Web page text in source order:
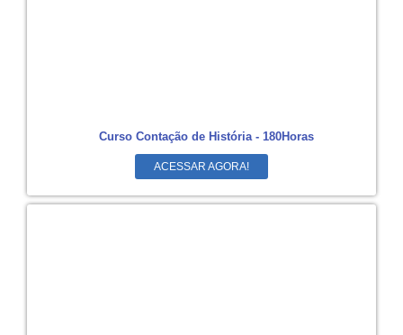
Curso Contação de História - 180Horas
ACESSAR AGORA!